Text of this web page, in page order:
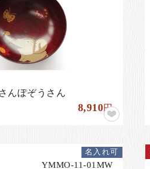
ぽぞうさん
8,910円
YMMO-11-01MW
名入れ可